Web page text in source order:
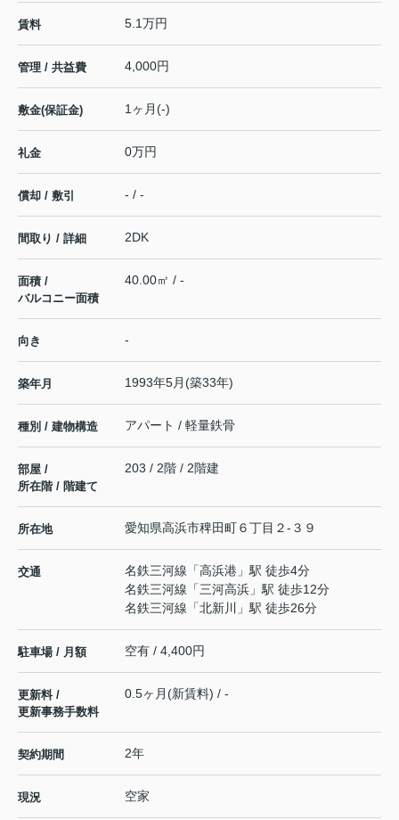
賃料 5.1万円
管理 / 共益費 4,000円
敷金(保証金) 1ヶ月(-)
礼金 0万円
償却 / 敷引 - / -
間取り / 詳細 2DK
面積 /
バルコニー面積
40.00㎡ / -
向き -
築年月 1993年5月(築33年)
種別 / 建物構造 アパート / 軽量鉄骨
部屋 /
所在階 / 階建て
203 / 2階 / 2階建
所在地 愛知県高浜市稗田町６丁目２-３９
交通 名鉄三河線 「高浜港 」駅 徒歩4分
名鉄三河線 「三河高浜 」駅 徒歩12分
名鉄三河線 「北新川 」駅 徒歩26分
駐車場 / 月額 空有 / 4,400円
更新料 /
更新事務手数料
0.5ヶ月(新賃料) / -
契約期間 2年
現況 空家